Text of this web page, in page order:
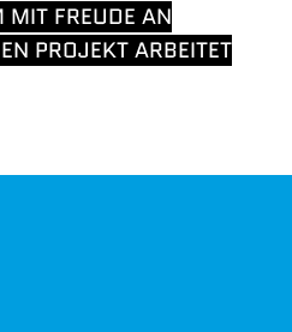
MIT FREUDE AN
PROJEKT ARBEITET